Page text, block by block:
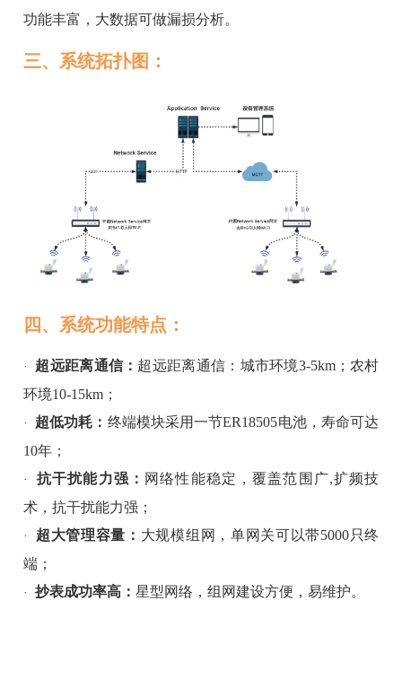
功能丰富，大数据可做漏损分析。
三、系统拓扑图：
四、系统功能特点：
· 超远距离通信： 超远距离通信：城市环境3-5km；农村
环境10-15km；
· 超低功耗： 终端模块采用一节ER18505电池，寿命可达
10年；
· 抗干扰能力强： 网络性能稳定，覆盖范围广,扩频技
术，抗干扰能力强 ；
· 超大管理容量： 大规模组网，单网关可以带5000只终
端；
· 抄表成功率高： 星型网络，组网建设方便，易维护。